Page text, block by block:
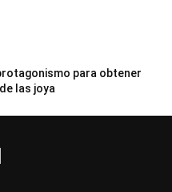
para obtener
las joya